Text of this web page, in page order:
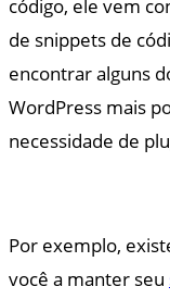
código, ele vem
de snippets de
encontrar alguns
WordPress mais
necessidade de
Por exemplo,
você a manter seu